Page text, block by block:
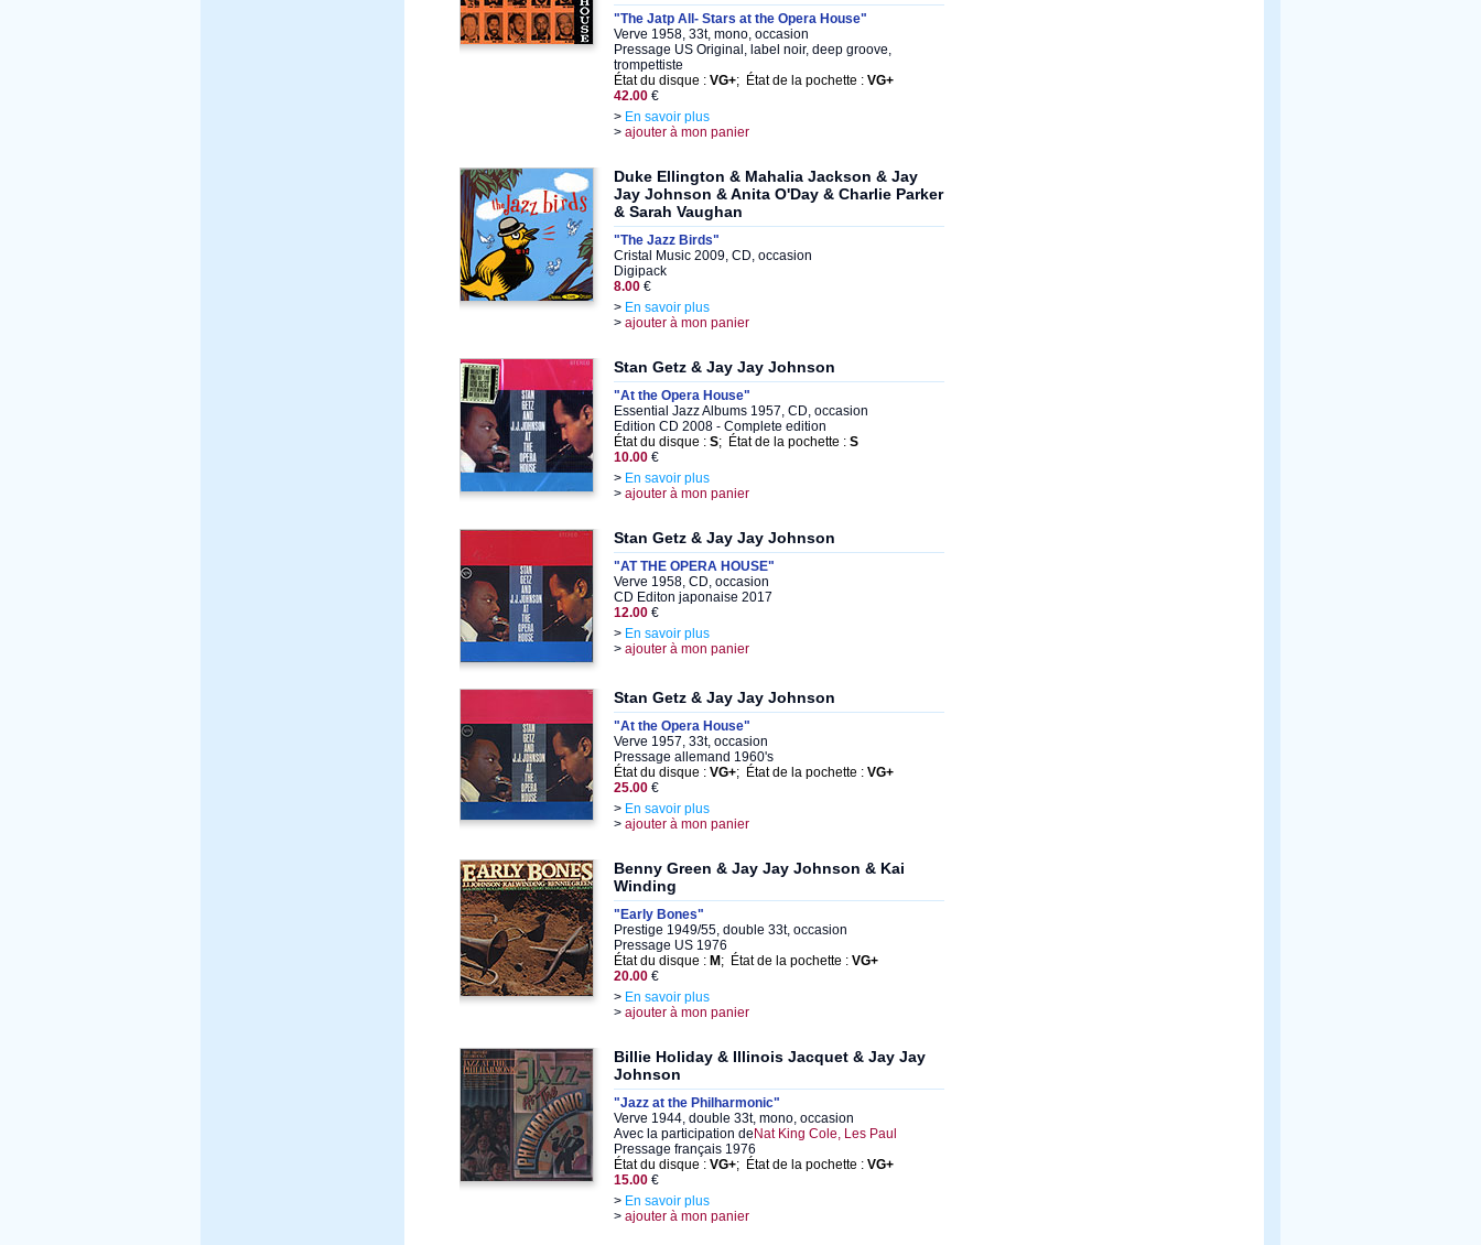
"The Jatp All- Stars at the Opera House"
Verve 1958, 33t, mono, occasion
Pressage US Original, label noir, deep groove,
trompettiste
État du disque : VG+; État de la pochette : VG+
42.00 €
> En savoir plus
> ajouter à mon panier
Duke Ellington & Mahalia Jackson & Jay
Jay Johnson & Anita O'Day & Charlie Parker
& Sarah Vaughan
"The Jazz Birds"
Cristal Music 2009, CD, occasion
Digipack
8.00 €
> En savoir plus
> ajouter à mon panier
Stan Getz & Jay Jay Johnson
"At the Opera House"
Essential Jazz Albums 1957, CD, occasion
Edition CD 2008 - Complete edition
État du disque : S; État de la pochette : S
10.00 €
> En savoir plus
> ajouter à mon panier
Stan Getz & Jay Jay Johnson
"AT THE OPERA HOUSE"
Verve 1958, CD, occasion
CD Editon japonaise 2017
12.00 €
> En savoir plus
> ajouter à mon panier
Stan Getz & Jay Jay Johnson
"At the Opera House"
Verve 1957, 33t, occasion
Pressage allemand 1960's
État du disque : VG+; État de la pochette : VG+
25.00 €
> En savoir plus
> ajouter à mon panier
Benny Green & Jay Jay Johnson & Kai
Winding
"Early Bones"
Prestige 1949/55, double 33t, occasion
Pressage US 1976
État du disque : M ; État de la pochette : VG+
20.00 €
> En savoir plus
> ajouter à mon panier
Billie Holiday & Illinois Jacquet & Jay Jay
Johnson
"Jazz at the Philharmonic"
Verve 1944, double 33t, mono, occasion
Avec la participation de Nat King Cole, Les Paul
Pressage français 1976
État du disque : VG+; État de la pochette : VG+
15.00 €
> En savoir plus
> ajouter à mon panier